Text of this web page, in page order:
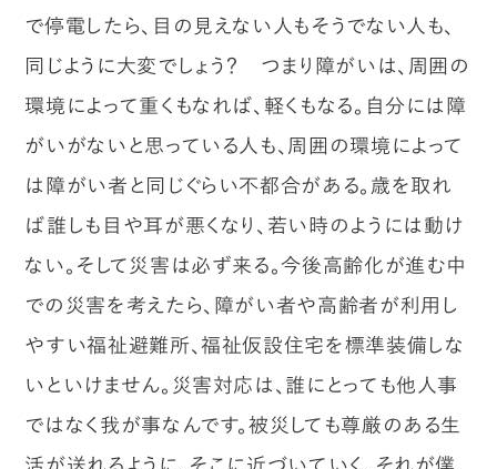
で停電したら、目の見えない人もそうでない人も、
同じように大変でしょう？ つまり障がいは、周囲の
環境によって重くもなれば、軽くもなる。自分には障
がいがないと思っている人も、周囲の環境によって
は障がい者と同じぐらい不都合がある。歳を取れ
ば誰しも目や耳が悪くなり、若い時のようには動け
ない。そして災害は必ず来る。今後高齢化が進む中
での災害を考えたら、障がい者や高齢者が利用し
やすい福祉避難所、福祉仮設住宅を標準装備しな
いといけません。災害対応は、誰にとっても他人事
ではなく我が事なんです。被災しても尊厳のある生